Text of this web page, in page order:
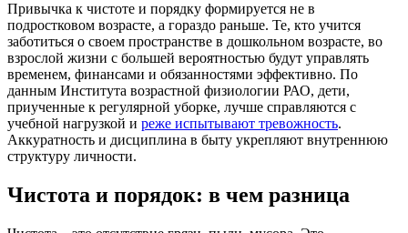
Привычка к чистоте и порядку формируется не в
подростковом возрасте, а гораздо раньше. Те, кто учится
заботиться о своем пространстве в дошкольном возрасте, во
взрослой жизни с большей вероятностью будут управлять
временем, финансами и обязанностями эффективно. По
данным Института возрастной физиологии РАО, дети,
приученные к регулярной уборке, лучше справляются с
учебной нагрузкой и реже испытывают тревожность.
Аккуратность и дисциплина в быту укрепляют внутреннюю
структуру личности.
Чистота и порядок: в чем разница